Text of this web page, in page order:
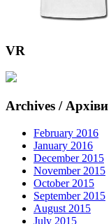
VR
Archives / Архіви
February 2016
January 2016
December 2015
November 2015
October 2015
September 2015
August 2015
July 2015